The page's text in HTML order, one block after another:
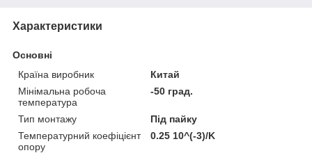
Характеристики
Основні
Країна виробник
Китай
Мінімальна робоча
температура
-50 град.
Тип монтажу
Під пайку
Температурний коефіцієнт
опору
0.25 10^(-3)/K